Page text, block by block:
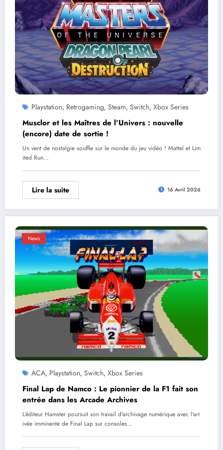
Playstation, Retrogaming, Steam, Switch, Xbox Series
Musclor et les Maîtres de l’Univers : nouvelle
(encore) date de sortie !
Un vent de nostalgie souffle sur le monde du jeu vidéo ! Mattel et Lim
ited Run…
Lire la suite 16 Avril 2026
News
ACA, Playstation, Switch, Xbox Series
Final Lap de Namco : Le pionnier de la F1 fait son
entrée dans les Arcade Archives
L’éditeur Hamster poursuit son travail d'archivage numérique avec l'arr
ivée imminente de Final Lap sur consoles…